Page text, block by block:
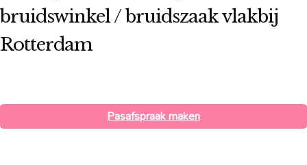
bruidswinkel / bruidszaak vlakbij
Rotterdam
Pasafspraak maken